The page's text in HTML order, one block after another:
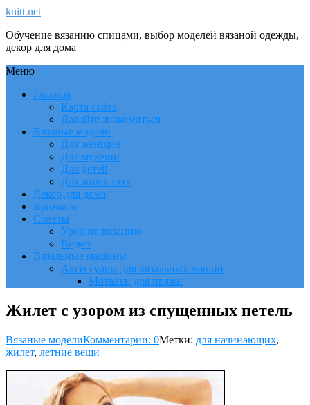
knitt.net
Обучение вязанию спицами, выбор моделей вязаной одежды,
декор для дома
Меню
Главная
Карта сайта
Давайте знакомиться
Вязаные модели
Для женщин
Для мужчин
Для детей
Для животных
Декор для дома
Крючком
Советы
Урок по вязанию
Видео
Вязальные машины
Аксессуары для вязальных машин
Моталки для пряжи
Жилет с узором из спущенных петель
Вязаные моделиКомментарии: 0Метки: для начинающих,
жилет, летние вещи